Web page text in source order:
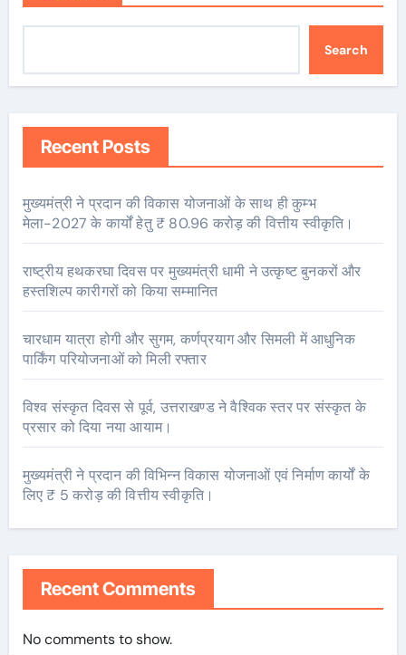
Search
Recent Posts
मुख्यमंत्री ने प्रदान की विकास योजनाओं के साथ ही कुम्भ
मेला-2027 के कार्यों हेतु ₹ 80.96 करोड़ की वित्तीय स्वीकृति।
राष्ट्रीय हथकरघा दिवस पर मुख्यमंत्री धामी ने उत्कृष्ट बुनकरों और
हस्तशिल्प कारीगरों को किया सम्मानित
चारधाम यात्रा होगी और सुगम, कर्णप्रयाग और सिमली में आधुनिक
पार्किंग परियोजनाओं को मिली रफ्तार
विश्व संस्कृत दिवस से पूर्व, उत्तराखण्ड ने वैश्विक स्तर पर संस्कृत के
प्रसार को दिया नया आयाम।
मुख्यमंत्री ने प्रदान की विभिन्न विकास योजनाओं एवं निर्माण कार्यों के
लिए ₹ 5 करोड़ की वित्तीय स्वीकृति।
Recent Comments
No comments to show.